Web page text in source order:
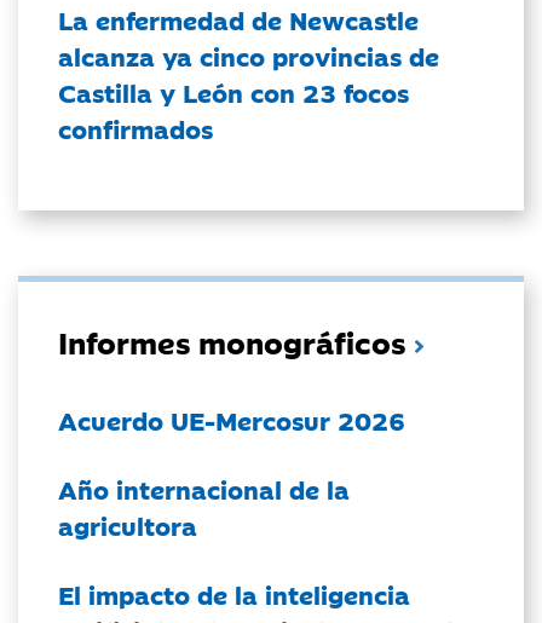
La enfermedad de Newcastle
alcanza ya cinco provincias de
Castilla y León con 23 focos
confirmados
Informes monográficos
Acuerdo UE-Mercosur 2026
Año internacional de la
agricultora
El impacto de la inteligencia